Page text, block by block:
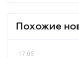
Похожие
17.05